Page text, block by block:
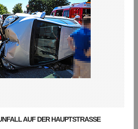
AUF DER HAUPTSTRASSE